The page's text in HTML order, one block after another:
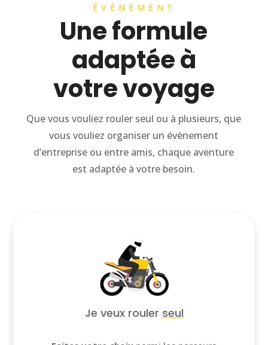
ÉVÈNEMENT
Une formule
adaptée à
votre voyage
Que vous vouliez rouler seul ou à plusieurs, que
vous vouliez organiser un évènement
d’entreprise ou entre amis, chaque aventure
est adaptée à votre besoin.
Je veux rouler seul